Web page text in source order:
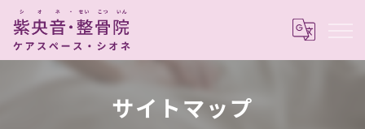
サイトマップ